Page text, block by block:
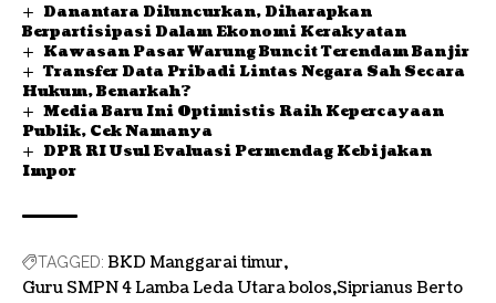
Danantara Diluncurkan, Diharapkan
Berpartisipasi Dalam Ekonomi Kerakyatan
Kawasan Pasar Warung Buncit Terendam Banjir
Transfer Data Pribadi Lintas Negara Sah Secara
Hukum, Benarkah?
Media Baru Ini Optimistis Raih Kepercayaan
Publik, Cek Namanya
DPR RI Usul Evaluasi Permendag Kebijakan
Impor
TAGGED: BKD Manggarai timur
Guru SMPN 4 Lamba Leda Utara bolos Siprianus Berto